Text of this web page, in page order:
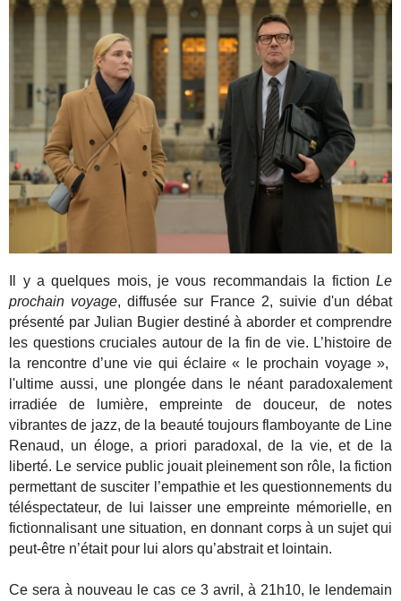
Il y a quelques mois, je vous recommandais la fiction Le
prochain voyage, diffusée sur France 2, suivie d'un débat
présenté par Julian Bugier destiné à aborder et comprendre
les questions cruciales autour de la fin de vie. L’histoire de
la rencontre d’une vie qui éclaire « le prochain voyage »,
l'ultime aussi, une plongée dans le néant paradoxalement
irradiée de lumière, empreinte de douceur, de notes
vibrantes de jazz, de la beauté toujours flamboyante de Line
Renaud, un éloge, a priori paradoxal, de la vie, et de la
liberté. Le service public jouait pleinement son rôle, la fiction
permettant de susciter l’empathie et les questionnements du
téléspectateur, de lui laisser une empreinte mémorielle, en
fictionnalisant une situation, en donnant corps à un sujet qui
peut-être n’était pour lui alors qu’abstrait et lointain.
Ce sera à nouveau le cas ce 3 avril, à 21h10, le lendemain